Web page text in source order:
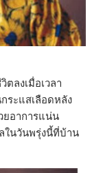
ลงเมื่อเวลา
ระแสเลือดหลัง
ยอาการแน่น
ในวันพรุ่งนี้ที่บ้าน